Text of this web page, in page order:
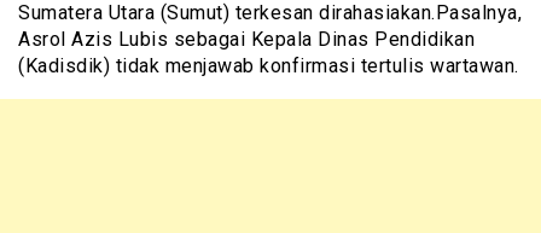
Sumatera Utara (Sumut) terkesan dirahasiakan.Pasalnya,
Asrol Azis Lubis sebagai Kepala Dinas Pendidikan
(Kadisdik) tidak menjawab konfirmasi tertulis wartawan.